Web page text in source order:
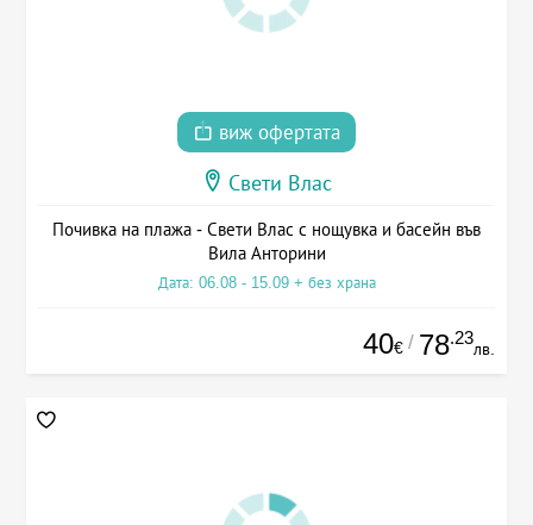
виж офертата
Свети Влас
Почивка на плажа - Свети Влас с нощувка и басейн във
Вила Анторини
Дата: 06.08 - 15.09 + без храна
40€ / 78.23
лв.